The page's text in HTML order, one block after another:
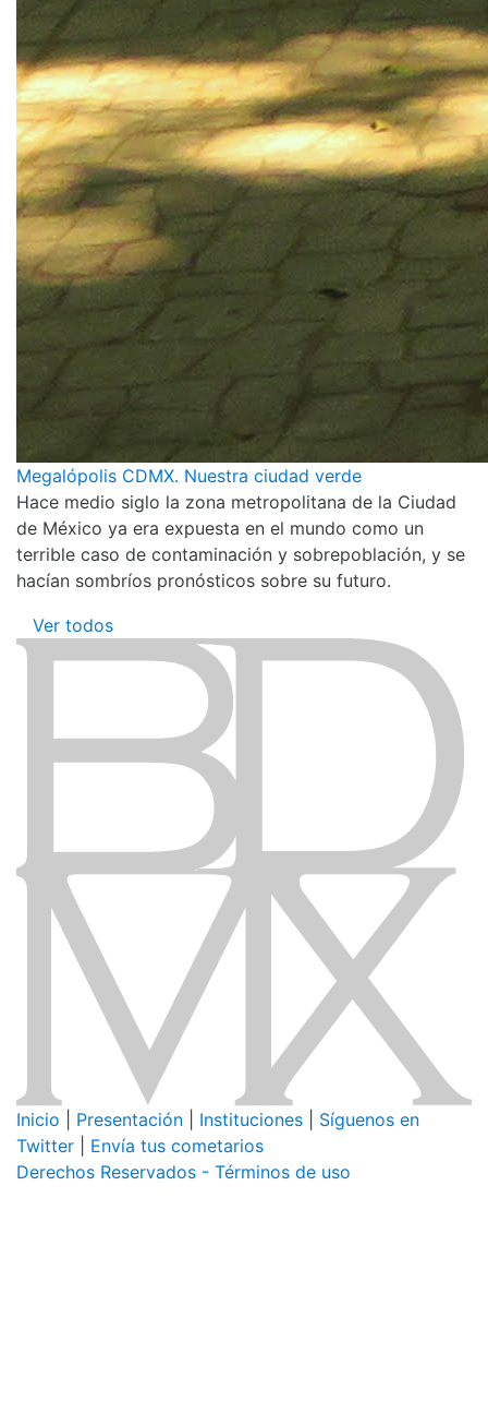
Megalópolis CDMX. Nuestra ciudad verde
Hace medio siglo la zona metropolitana de la Ciudad
de México ya era expuesta en el mundo como un
terrible caso de contaminación y sobrepoblación, y se
hacían sombríos pronósticos sobre su futuro.
Ver todos
Inicio Presentación Instituciones
Síguenos en
Twitter
Envía tus cometarios
Derechos Reservados - Términos de uso